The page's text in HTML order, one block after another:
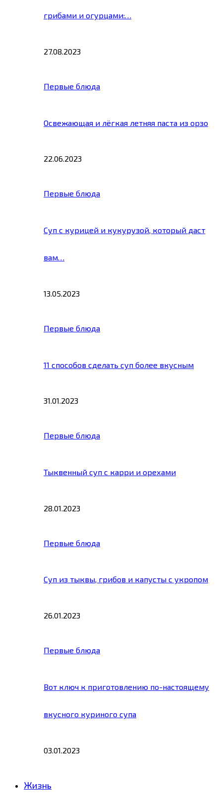
грибами и огурцами:…
27.08.2023
Первые блюда
Освежающая и лёгкая летняя паста из орзо
22.06.2023
Первые блюда
Суп с курицей и кукурузой, который даст
вам…
13.05.2023
Первые блюда
11 способов сделать суп более вкусным
31.01.2023
Первые блюда
Тыквенный суп с карри и орехами
28.01.2023
Первые блюда
Суп из тыквы, грибов и капусты с укропом
26.01.2023
Первые блюда
Вот ключ к приготовлению по-настоящему
вкусного куриного супа
03.01.2023
Жизнь